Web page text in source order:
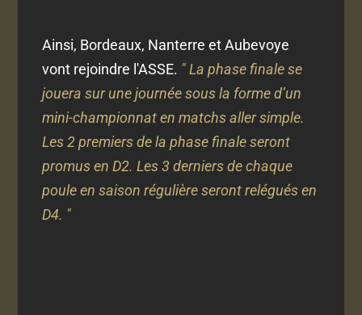
Ainsi, Bordeaux, Nanterre et Aubevoye
vont rejoindre l'ASSE. " La phase finale se
jouera sur une journée sous la forme d’un
mini-championnat en matchs aller simple.
Les 2 premiers de la phase finale seront
promus en D2. Les 3 derniers de chaque
poule en saison régulière seront relégués en
D4. "